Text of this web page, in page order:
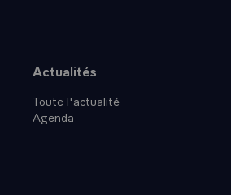
Plan du site
Actualités
Toute l'actualité
Agenda